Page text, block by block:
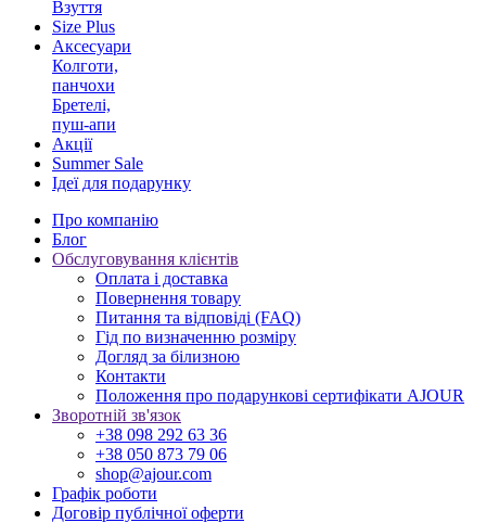
Взуття
Size Plus
Аксесуари
Колготи,
панчохи
Бретелі,
пуш-апи
Акції
Summer Sale
Ідеї для подарунку
Про компанію
Блог
Обслуговування клієнтів
Оплата і доставка
Повернення товару
Питання та відповіді (FAQ)
Гід по визначенню розміру
Догляд за білизною
Контакти
Положення про подарункові сертифікати AJOUR
Зворотній зв'язок
+38 098 292 63 36
+38 050 873 79 06
shop@ajour.com
Графік роботи
Договір публічної оферти